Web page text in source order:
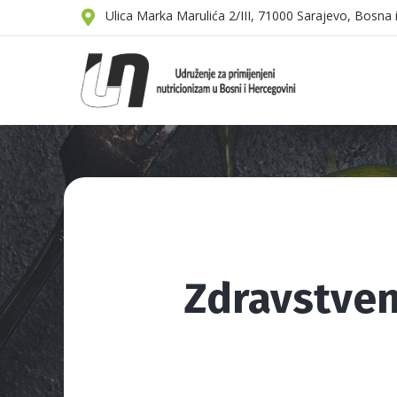
Ulica Marka Marulića 2/III, 71000 Sarajevo, Bosna